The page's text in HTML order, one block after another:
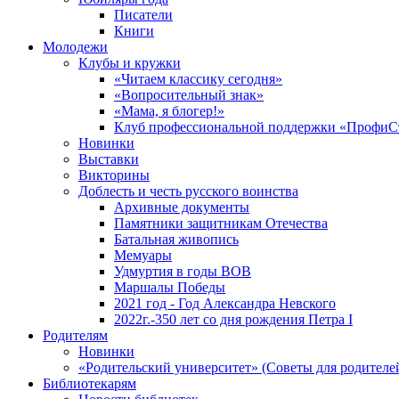
Писатели
Книги
Молодежи
Клубы и кружки
«Читаем классику сегодня»
«Вопросительный знак»
«Мама, я блогер!»
Клуб профессиональной поддержки
Новинки
Выставки
Викторины
Доблесть и честь русского воинства
Архивные документы
Памятники защитникам Отечества
Батальная живопись
Мемуары
Удмуртия в годы ВОВ
Маршалы Победы
2021 год - Год Александра Невского
2022г.-350 лет со дня рождения Петра I
Родителям
Новинки
«Родительский университет» (Советы для
Библиотекарям